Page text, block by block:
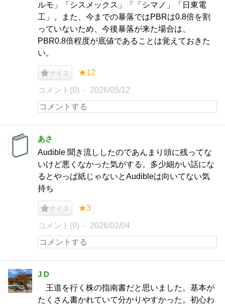
ルモ」「シスメックス」「「シマノ」「日東電
工」。また、今までの暴落ではPBRは0.8倍を割
っていないため、今後暴落が来た場合は、
PBR0.8倍程度が底値であることは覚えておきた
い。
ナイス ★12
コメント(0) 2026/05/12
あさ
Audible 聞き流ししたのであんまり頭に残ってな
いけど悪くなかった気がする。多少細かい話にな
るとやっぱ紙じゃないとAudibleは向いてない気
持ち
ナイス ★3
コメント(0) 2026/02/04
J D
王道を行く株の指南書だと思いました。基本が
たくさん書かれていて分かりやすかった。初心わ